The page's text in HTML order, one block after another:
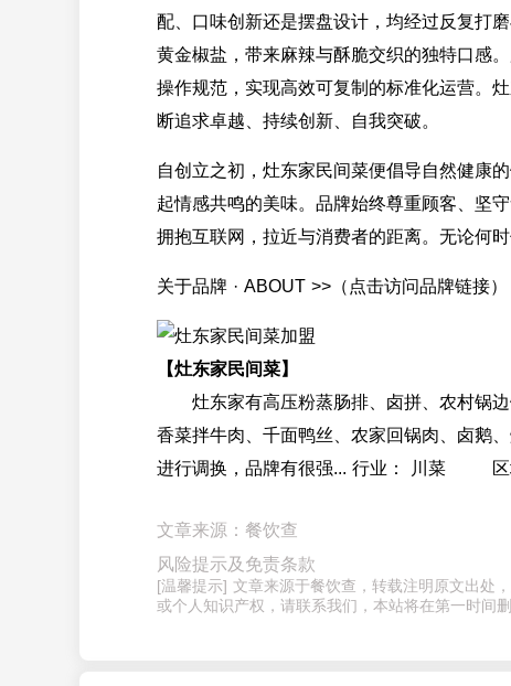
配、口味创新还是摆盘设计，均经过反复打
黄金椒盐，带来麻辣与酥脆交织的独特口感
操作规范，实现高效可复制的标准化运营。
断追求卓越、持续创新、自我突破。
自创立之初，灶东家民间菜便倡导自然健康
起情感共鸣的美味。品牌始终尊重顾客、坚
拥抱互联网，拉近与消费者的距离。无论何
关于品牌 · ABOUT >>（点击访问品牌链接）
【灶东家民间菜】
灶东家有高压粉蒸肠排、卤拼、农村锅边
香菜拌牛肉、千面鸭丝、农家回锅肉、卤鹅
进行调换，品牌有很强... 行业： 川菜
文章来源：餐饮查
风险提示及免责条款
[温馨提示] 文章来源于餐饮查，转载注明原文出处
或个人知识产权，请联系我们，本站将在第一时间